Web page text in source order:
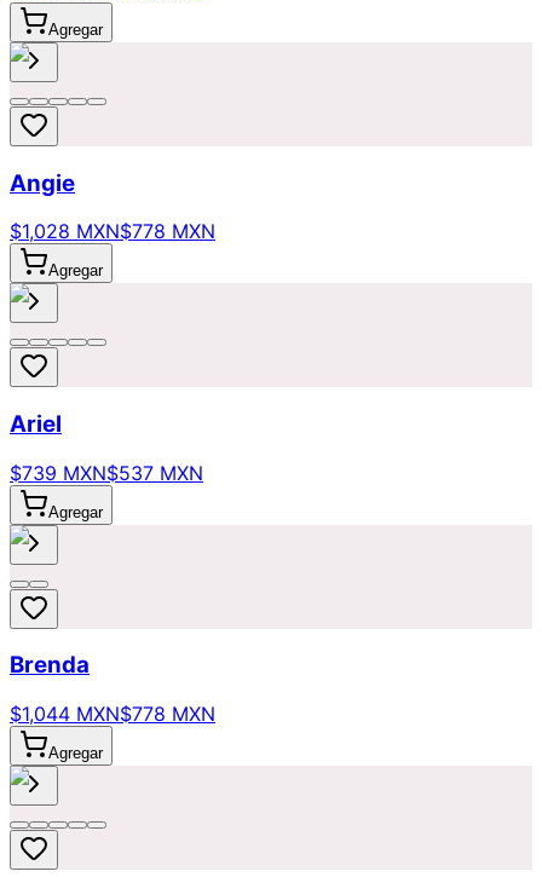
Agregar
Angie
$1,028 MXN$778 MXN
Agregar
Ariel
$739 MXN$537 MXN
Agregar
Brenda
$1,044 MXN$778 MXN
Agregar